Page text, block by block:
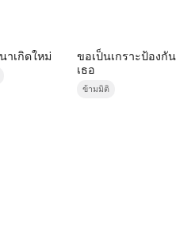
าเกิดใหม่
ขอเป็นเกราะป้องกัน
เธอ
ข้ามมิติ